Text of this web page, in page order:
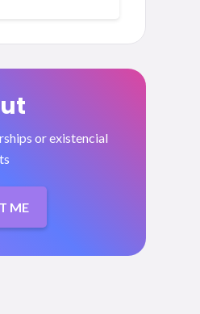
or existencial
ME